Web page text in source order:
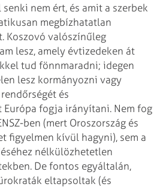
nem ért, és amit a szerbek
megbízhatatlan
Koszovó valószínűleg
lesz, amely évtizedeken át
tud fönnmaradni; idegen
lesz kormányozni vagy
és
Európa fogja irányítani. Nem fog
ben (mert Oroszország és
figyelmen kívül hagyni), sem a
nélkülözhetetlen
De fontos egyáltalán,
eltapsoltak (és